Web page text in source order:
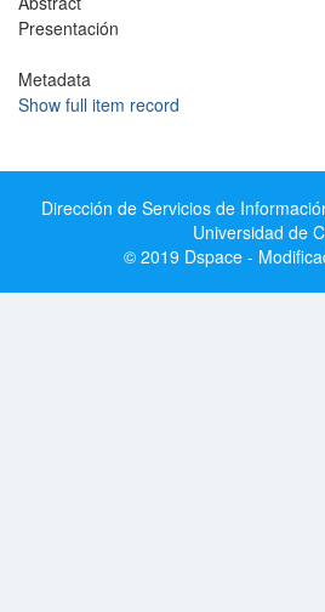
Presentación
Metadata
Show full item record
Dirección de Servicios de
Universidad de
© 2019 Dspace -